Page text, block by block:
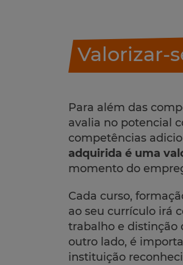
Valorizar-
Para além das
avalia no potencial
competências
adquirida é uma
momento do
Cada curso,
ao seu currículo irá
trabalho e distinção
outro lado, é
instituição